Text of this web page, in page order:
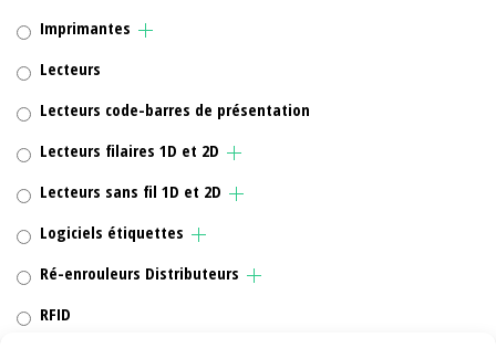
Imprimantes
Lecteurs
Lecteurs code-barres de présentation
Lecteurs filaires 1D et 2D
Lecteurs sans fil 1D et 2D
Logiciels étiquettes
Ré-enrouleurs Distributeurs
RFID